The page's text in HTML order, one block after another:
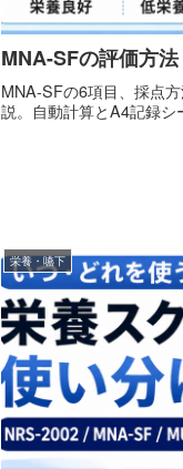
MNA-SFの評価方
MNA-SFの6項目、採点
説。自動計算とA4記録シ
栄養・嚥下